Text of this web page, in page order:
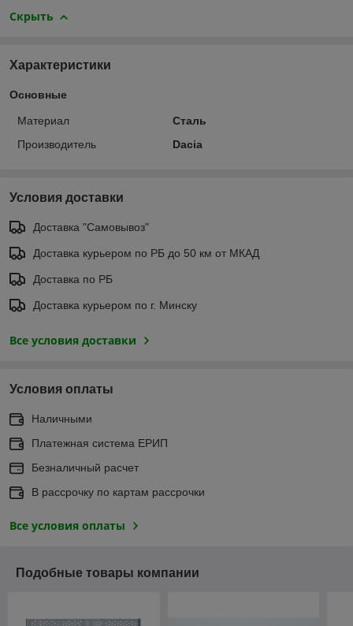
Скрыть
Характеристики
Основные
Материал
Сталь
Производитель
Dacia
Условия доставки
Доставка "Самовывоз"
Доставка курьером по РБ до 50 км от МКАД
Доставка по РБ
Доставка курьером по г. Минску
Все условия доставки
Условия оплаты
Наличными
Платежная система ЕРИП
Безналичный расчет
В рассрочку по картам рассрочки
Все условия оплаты
Подобные товары компании